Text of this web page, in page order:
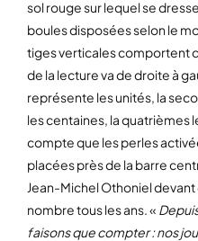
sol rouge sur lequel se
boules disposées selon le
tiges verticales comportent
de la lecture va de droite à
représente les unités, la
les centaines, la quatrièmes
compte que les perles
placées près de la barre
Jean-Michel Othoniel
nombre tous les ans. «
faisons que compter : nos